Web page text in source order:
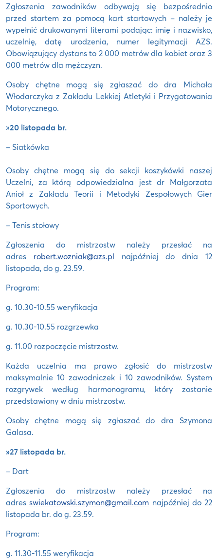
Zgłoszenia zawodników odbywają się bezpośrednio
przed startem za pomocą kart startowych – należy je
wypełnić drukowanymi literami podając: imię i nazwisko,
uczelnię, datę urodzenia, numer legitymacji AZS.
Obowiązujący dystans to 2 000 metrów dla kobiet oraz 3
000 metrów dla mężczyzn.
Osoby chętne mogą się zgłaszać do dra Michała
Włodarczyka z Zakładu Lekkiej Atletyki i Przygotowania
Motorycznego.
»20 listopada br.
– Siatkówka
Osoby chętne mogą się do sekcji koszykówki naszej
Uczelni, za którą odpowiedzialna jest dr Małgorzata
Anioł z Zakładu Teorii i Metodyki Zespołowych Gier
Sportowych.
– Tenis stołowy
Zgłoszenia do mistrzostw należy przesłać na
adres robert.wozniak@azs.pl najpóźniej do dnia 12
listopada, do g. 23.59.
Program:
g. 10.30-10.55 weryfikacja
g. 10.30-10.55 rozgrzewka
g. 11.00 rozpoczęcie mistrzostw.
Każda uczelnia ma prawo zgłosić do mistrzostw
maksymalnie 10 zawodniczek i 10 zawodników. System
rozgrywek według harmonogramu, który zostanie
przedstawiony w dniu mistrzostw.
Osoby chętne mogą się zgłaszać do dra Szymona
Galasa.
»27 listopada br.
– Dart
Zgłoszenia do mistrzostw należy przesłać na
adresswiekatowski.szymon@gmail.com najpóźniej do 22
listopada br. do g. 23.59.
Program:
g. 11.30-11.55 weryfikacja